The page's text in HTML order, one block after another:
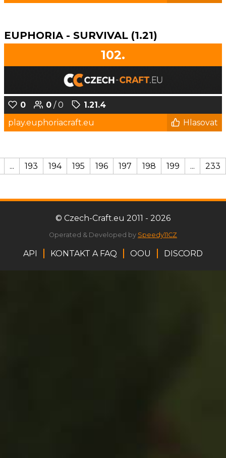
EUPHORIA - SURVIVAL (1.21)
102.
0 0 / 0
1.21.4
play.euphoriacraft.eu
Hlasovat
... 193 194 195 196 197 198 199 ... 233
© Czech-Craft.eu 2011 - 2026
Operated & Developed by Speedy11CZ
API KONTAKT A FAQ OOU DISCORD